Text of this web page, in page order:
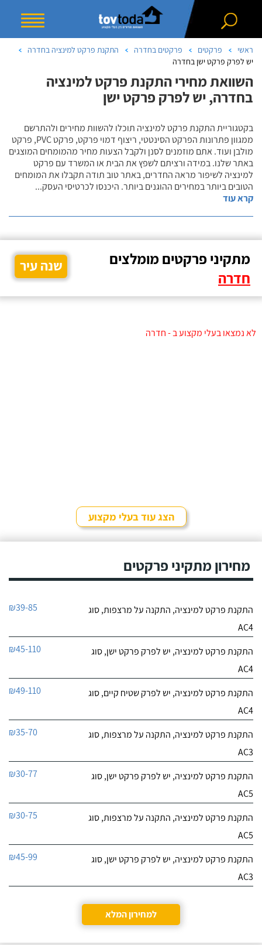
ראשי פרקטים פרקטים בחדרה
התקנת פרקט למינציה בחדרה
יש לפרק פרקט ישן בחדרה
השוואת מחירי התקנת פרקט למינציה
בחדרה, יש לפרק פרקט ישן
בקטגוריית התקנת פרקט למינציה תוכלו להשוות מחירים ולהתרשם
ממגוון פתרונות הפרקט הסינטטי, ריצוף דמוי פרקט, פרקט PVC, פרקט
מולבן ועוד. אתם מוזמנים לסנן ולקבל הצעות מחיר מהמומחים המוצגים
באתר שלנו. במידה ורציתם לשפץ את הבית או המשרד עם פרקט
למינציה לשיפור מראה החדרים, באתר טוב תודה תקבלו את המומחים
הטובים ביותר במחירים ההוגנים ביותר. היכנסו לכרטיסי העסק...
קרא עוד
מתקיני פרקטים מומלצים
חדרה
שנה עיר
לא נמצאו בעלי מקצוע ב - חדרה
הצג עוד בעלי מקצוע
מחירון מתקיני פרקטים
התקנת פרקט למינציה, התקנה על מרצפות, סוג
AC4
₪39-85
התקנת פרקט למינציה, יש לפרק פרקט ישן, סוג
AC4
₪45-110
התקנת פרקט למינציה, יש לפרק שטיח קיים, סוג
AC4
₪49-110
התקנת פרקט למינציה, התקנה על מרצפות, סוג
AC3
₪35-70
התקנת פרקט למינציה, יש לפרק פרקט ישן, סוג
AC5
₪30-77
התקנת פרקט למינציה, התקנה על מרצפות, סוג
AC5
₪30-75
התקנת פרקט למינציה, יש לפרק פרקט ישן, סוג
AC3
₪45-99
למחירון המלא